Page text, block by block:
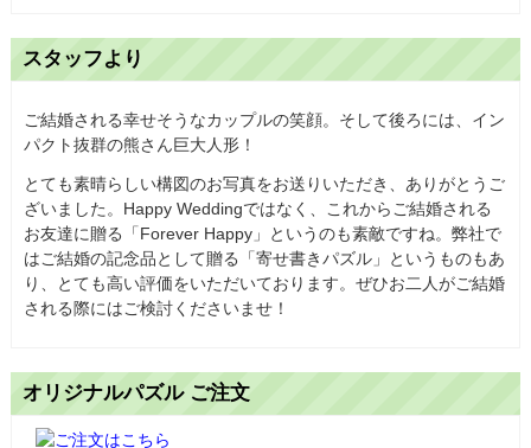
スタッフより
ご結婚される幸せそうなカップルの笑顔。そして後ろには、イン
パクト抜群の熊さん巨大人形！
とても素晴らしい構図のお写真をお送りいただき、ありがとうご
ざいました。Happy Weddingではなく、これからご結婚される
お友達に贈る「Forever Happy」というのも素敵ですね。弊社で
はご結婚の記念品として贈る「寄せ書きパズル」というものもあ
り、とても高い評価をいただいております。ぜひお二人がご結婚
される際にはご検討くださいませ！
オリジナルパズル ご注文